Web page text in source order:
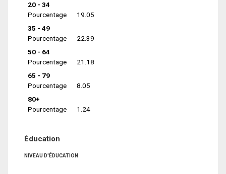
20 - 34
Pourcentage
19.05
35 - 49
Pourcentage
22.39
50 - 64
Pourcentage
21.18
65 - 79
Pourcentage
8.05
80+
Pourcentage
1.24
Éducation
NIVEAU D'ÉDUCATION